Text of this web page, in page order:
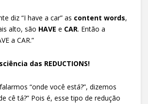
diz “I have a car” as content words,
alto, são HAVE e CAR. Então a
a CAR.”
das REDUCTIONS!
“onde você está?”, dizemos
cê tá?” Pois é, esse tipo de redução